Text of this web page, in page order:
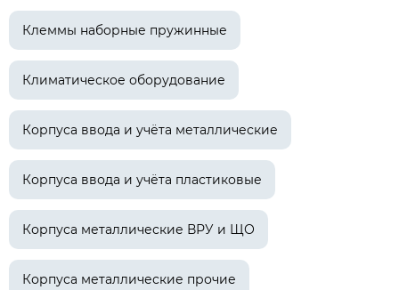
Клеммы наборные пружинные
Климатическое оборудование
Корпуса ввода и учёта металлические
Корпуса ввода и учёта пластиковые
Корпуса металлические ВРУ и ЩО
Корпуса металлические прочие